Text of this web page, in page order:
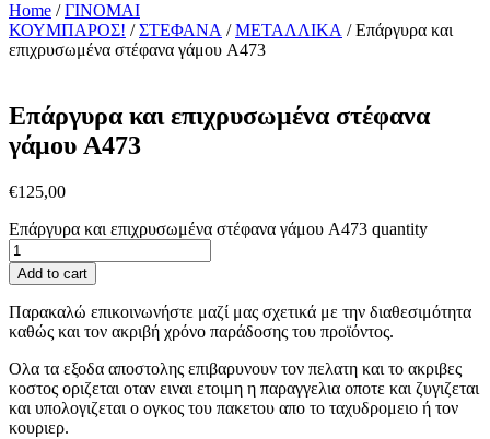
Home /ΓΙΝΟΜΑΙ
ΚΟΥΜΠΑΡΟΣ! /ΣΤΕΦΑΝΑ /ΜΕΤΑΛΛΙΚΑ / Επάργυρα και
επιχρυσωμένα στέφανα γάμου A473
Επάργυρα και επιχρυσωμένα στέφανα
γάμου A473
€125,00
Επάργυρα και επιχρυσωμένα στέφανα γάμου A473 quantity
Add to cart
Παρακαλώ επικοινωνήστε μαζί μας σχετικά με την διαθεσιμότητα
καθώς και τον ακριβή χρόνο παράδοσης του προϊόντος.
Ολα τα εξοδα αποστολης επιβαρυνουν τον πελατη και το ακριβες
κοστος οριζεται οταν ειναι ετοιμη η παραγγελια οποτε και ζυγιζεται
και υπολογιζεται ο ογκος του πακετου απο το ταχυδρομειο ή τον
κουριερ.